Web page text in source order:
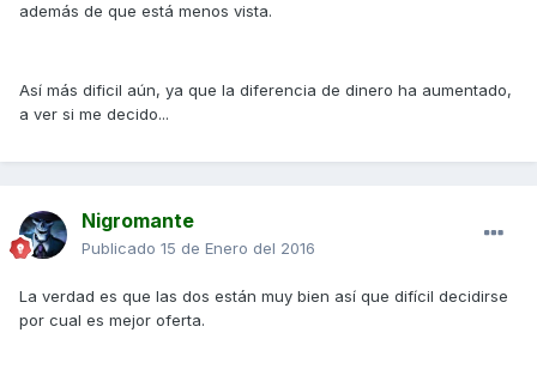
además de que está menos vista.
Así más dificil aún, ya que la diferencia de dinero ha aumentado,
a ver si me decido...
Nigromante
Publicado 15 de Enero del 2016
La verdad es que las dos están muy bien así que difícil decidirse
por cual es mejor oferta.